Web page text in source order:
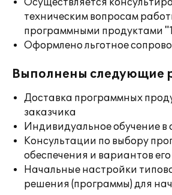
Осуществляется
техническим вопросам
программными продуктами
Оформлено льготное
Выполнены следующие
Доставка программных
заказчика
Индивидуальное обучение в
Консультации по выбору
обеспечения и вариантов
Начальные настройки
решения (программы) для